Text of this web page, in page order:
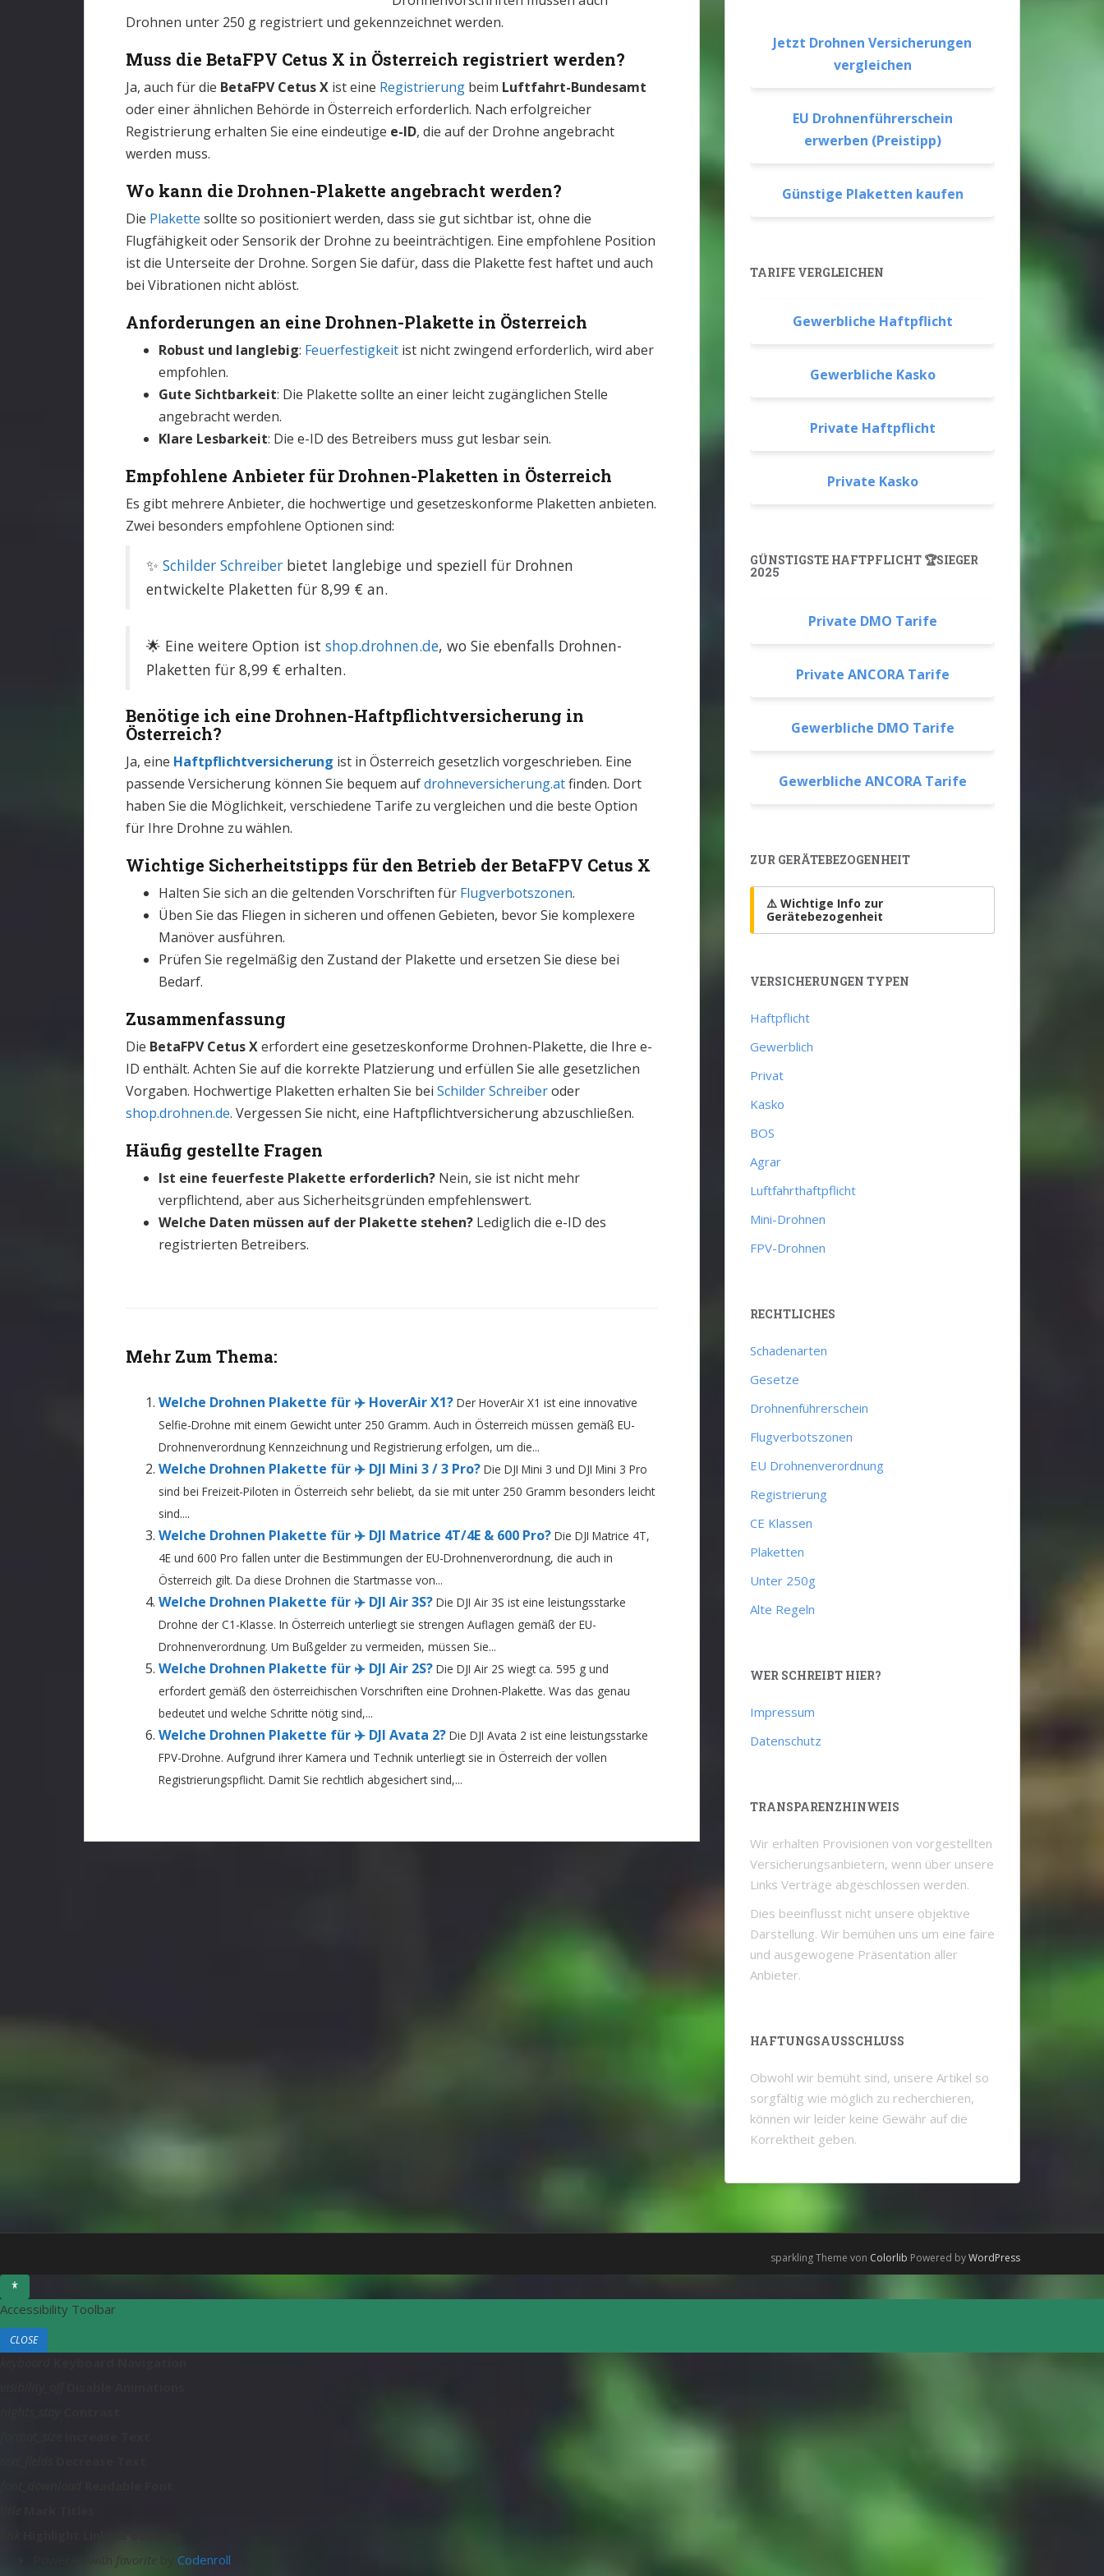
Drohnen unter 250 g registriert und gekennzeichnet werden.
Muss die BetaFPV Cetus X in Österreich registriert werden?
Ja, auch für die BetaFPV Cetus X ist eine Registrierung beim Luftfahrt-Bundesamt
oder einer ähnlichen Behörde in Österreich erforderlich. Nach erfolgreicher
Registrierung erhalten Sie eine eindeutige e-ID, die auf der Drohne angebracht
werden muss.
Wo kann die Drohnen-Plakette angebracht werden?
Die Plakette sollte so positioniert werden, dass sie gut sichtbar ist, ohne die
Flugfähigkeit oder Sensorik der Drohne zu beeinträchtigen. Eine empfohlene Position
ist die Unterseite der Drohne. Sorgen Sie dafür, dass die Plakette fest haftet und auch
bei Vibrationen nicht ablöst.
Anforderungen an eine Drohnen-Plakette in Österreich
Robust und langlebig: Feuerfestigkeit ist nicht zwingend erforderlich, wird aber
empfohlen.
Gute Sichtbarkeit: Die Plakette sollte an einer leicht zugänglichen Stelle
angebracht werden.
Klare Lesbarkeit: Die e-ID des Betreibers muss gut lesbar sein.
Empfohlene Anbieter für Drohnen-Plaketten in Österreich
Es gibt mehrere Anbieter, die hochwertige und gesetzeskonforme Plaketten anbieten.
Zwei besonders empfohlene Optionen sind:
✨ Schilder Schreiber bietet langlebige und speziell für Drohnen
entwickelte Plaketten für 8,99 € an.
🌟 Eine weitere Option ist shop.drohnen.de, wo Sie ebenfalls Drohnen-
Plaketten für 8,99 € erhalten.
Benötige ich eine Drohnen-Haftpflichtversicherung in
Österreich?
Ja, eine Haftpflichtversicherung ist in Österreich gesetzlich vorgeschrieben. Eine
passende Versicherung können Sie bequem aufdrohneversicherung.atfinden. Dort
haben Sie die Möglichkeit, verschiedene Tarife zu vergleichen und die beste Option
für Ihre Drohne zu wählen.
Wichtige Sicherheitstipps für den Betrieb der BetaFPV Cetus X
Halten Sie sich an die geltenden Vorschriften für Flugverbotszonen.
Üben Sie das Fliegen in sicheren und offenen Gebieten, bevor Sie komplexere
Manöver ausführen.
Prüfen Sie regelmäßig den Zustand der Plakette und ersetzen Sie diese bei
Bedarf.
Zusammenfassung
Die BetaFPV Cetus Xerfordert eine gesetzeskonforme Drohnen-Plakette, die Ihre e-
ID enthält. Achten Sie auf die korrekte Platzierung und erfüllen Sie alle gesetzlichen
Vorgaben. Hochwertige Plaketten erhalten Sie bei Schilder Schreiberoder
shop.drohnen.de. Vergessen Sie nicht, eine Haftpflichtversicherung abzuschließen.
Häufig gestellte Fragen
Ist eine feuerfeste Plakette erforderlich? Nein, sie ist nicht mehr
verpflichtend, aber aus Sicherheitsgründen empfehlenswert.
Welche Daten müssen auf der Plakette stehen? Lediglich die e-ID des
registrierten Betreibers.
Mehr Zum Thema:
Welche Drohnen Plakette für ✈️ HoverAir X1? Der HoverAir X1 ist eine innovative
Selfie-Drohne mit einem Gewicht unter 250 Gramm. Auch in Österreich müssen gemäß EU-
Drohnenverordnung Kennzeichnung und Registrierung erfolgen, um die...
Welche Drohnen Plakette für ✈️ DJI Mini 3 / 3 Pro? Die DJI Mini 3 und DJI Mini 3 Pro
sind bei Freizeit-Piloten in Österreich sehr beliebt, da sie mit unter 250 Gramm besonders leicht
sind....
Welche Drohnen Plakette für ✈️ DJI Matrice 4T/4E & 600 Pro? Die DJI Matrice 4T,
4E und 600 Pro fallen unter die Bestimmungen der EU-Drohnenverordnung, die auch in
Österreich gilt. Da diese Drohnen die Startmasse von...
Welche Drohnen Plakette für ✈️ DJI Air 3S? Die DJI Air 3S ist eine leistungsstarke
Drohne der C1-Klasse. In Österreich unterliegt sie strengen Auflagen gemäß der EU-
Drohnenverordnung. Um Bußgelder zu vermeiden, müssen Sie...
Welche Drohnen Plakette für ✈️ DJI Air 2S? Die DJI Air 2S wiegt ca. 595 g und
erfordert gemäß den österreichischen Vorschriften eine Drohnen-Plakette. Was das genau
bedeutet und welche Schritte nötig sind,...
Welche Drohnen Plakette für ✈️ DJI Avata 2? Die DJI Avata 2 ist eine leistungsstarke
FPV-Drohne. Aufgrund ihrer Kamera und Technik unterliegt sie in Österreich der vollen
Registrierungspflicht. Damit Sie rechtlich abgesichert sind,...
Jetzt Drohnen Versicherungen
vergleichen
EU Drohnenführerschein
erwerben (Preistipp)
Günstige Plaketten kaufen
TARIFE VERGLEICHEN
Gewerbliche Haftpflicht
Gewerbliche Kasko
Private Haftpflicht
Private Kasko
GÜNSTIGSTE HAFTPFLICHT 🏆SIEGER
2025
Private DMO Tarife
Private ANCORA Tarife
Gewerbliche DMO Tarife
Gewerbliche ANCORA Tarife
ZUR GERÄTEBEZOGENHEIT
⚠️ Wichtige Info zur
Gerätebezogenheit
VERSICHERUNGEN TYPEN
Haftpflicht
Gewerblich
Privat
Kasko
BOS
Agrar
Luftfahrthaftpflicht
Mini-Drohnen
FPV-Drohnen
RECHTLICHES
Schadenarten
Gesetze
Drohnenführerschein
Flugverbotszonen
EU Drohnenverordnung
Registrierung
CE Klassen
Plaketten
Unter 250g
Alte Regeln
WER SCHREIBT HIER?
Impressum
Datenschutz
TRANSPARENZHINWEIS
Wir erhalten Provisionen von vorgestellten
Versicherungsanbietern, wenn über unsere
Links Verträge abgeschlossen werden.
Dies beeinflusst nicht unsere objektive
Darstellung. Wir bemühen uns um eine faire
und ausgewogene Präsentation aller
Anbieter.
HAFTUNGSAUSSCHLUSS
Obwohl wir bemüht sind, unsere Artikel so
sorgfältig wie möglich zu recherchieren,
können wir leider keine Gewähr auf die
Korrektheit geben.
sparkling Theme von Colorlib Powered byWordPress
Accessibility Toolbar
CLOSE
T
favoriteL
Codenroll